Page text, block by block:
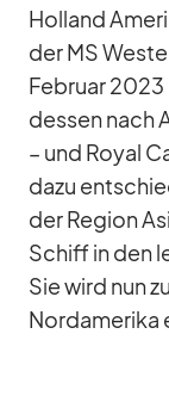
Hol­land
der MS
Fe­bruar
des­sen nach
– und Royal
dazu
der Re­gion
Schiff in den
Sie wird nun
Nord­ame­rika